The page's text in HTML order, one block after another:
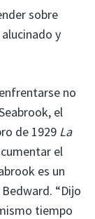
sobre
y
no
el
de 1929 La
el
es un
“Dijo
tiempo